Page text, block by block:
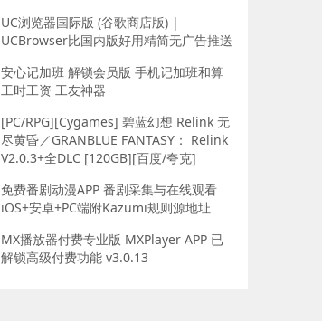
UC浏览器国际版 (谷歌商店版) |
UCBrowser比国内版好用精简无广告推送
安心记加班 解锁会员版 手机记加班和算
工时工资 工友神器
[PC/RPG][Cygames] 碧蓝幻想 Relink 无
尽黄昏／GRANBLUE FANTASY： Relink
V2.0.3+全DLC [120GB][百度/夸克]
免费番剧动漫APP 番剧采集与在线观看
iOS+安卓+PC端附Kazumi规则源地址
MX播放器付费专业版 MXPlayer APP 已
解锁高级付费功能 v3.0.13